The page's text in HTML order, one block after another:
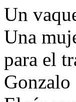
Un
Una
para el
Gonzalo